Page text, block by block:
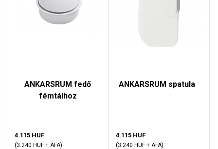
ANKARSRUM fedő
fémtálhoz
4.115 HUF
(3.240 HUF + ÁFA)
ANKARSRUM spatula
4.115 HUF
(3.240 HUF + ÁFA)